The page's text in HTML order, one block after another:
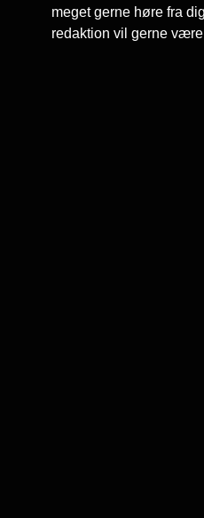
meget gerne høre fra
redaktion vil gerne